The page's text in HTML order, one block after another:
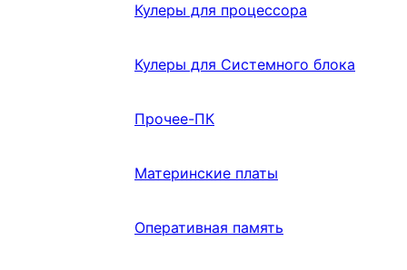
Кулеры для процессора
Кулеры для Системного блока
Прочее-ПК
Материнские платы
Оперативная память